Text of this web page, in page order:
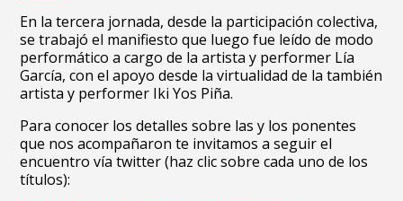
En la tercera jornada, desde la participación colectiva,
se trabajó el manifiesto que luego fue leído de modo
performático a cargo de la artista y performer Lía
García, con el apoyo desde la virtualidad de la también
artista y performer Iki Yos Piña.
Para conocer los detalles sobre las y los ponentes
que nos acompañaron te invitamos a seguir el
encuentro vía twitter (haz clic sobre cada uno de los
títulos):